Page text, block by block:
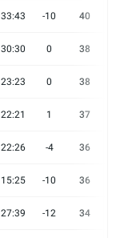
33:43 -10 40
30:30 0 38
23:23 0 38
22:21 1 37
22:26 -4 36
15:25 -10 36
27:39 -12 34